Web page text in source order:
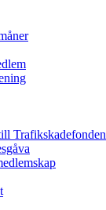
Trafikskadefonden